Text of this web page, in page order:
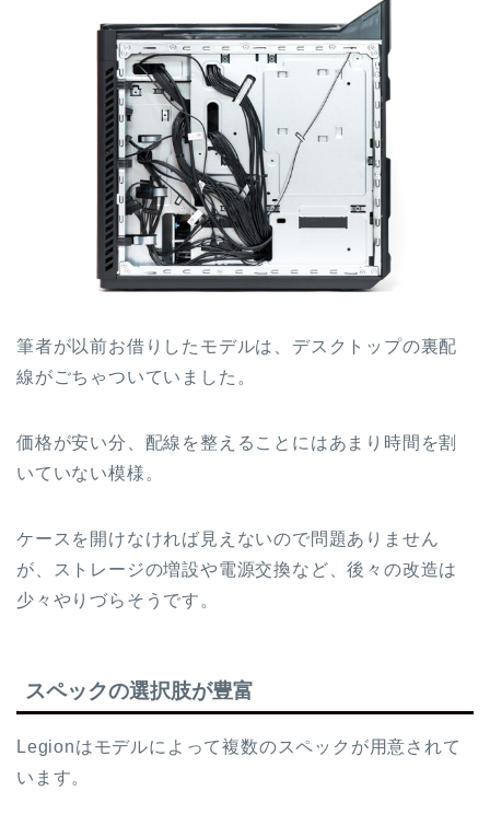
筆者が以前お借りしたモデルは、デスクトップの裏配
線がごちゃついていました。
価格が安い分、配線を整えることにはあまり時間を割
いていない模様。
ケースを開けなければ見えないので問題ありません
が、ストレージの増設や電源交換など、後々の改造は
少々やりづらそうです。
スペックの選択肢が豊富
Legionはモデルによって複数のスペックが用意されて
います。